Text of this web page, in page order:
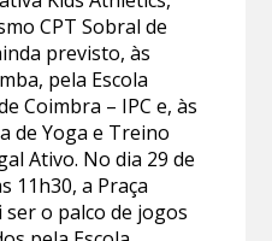
CPT Sobral de
previsto, às
pela Escola
Coimbra – IPC e, às
de Yoga e Treino
Ativo. No dia 29 de
11h30, a Praça
o palco de jogos